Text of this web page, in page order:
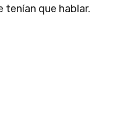
tenían que hablar.